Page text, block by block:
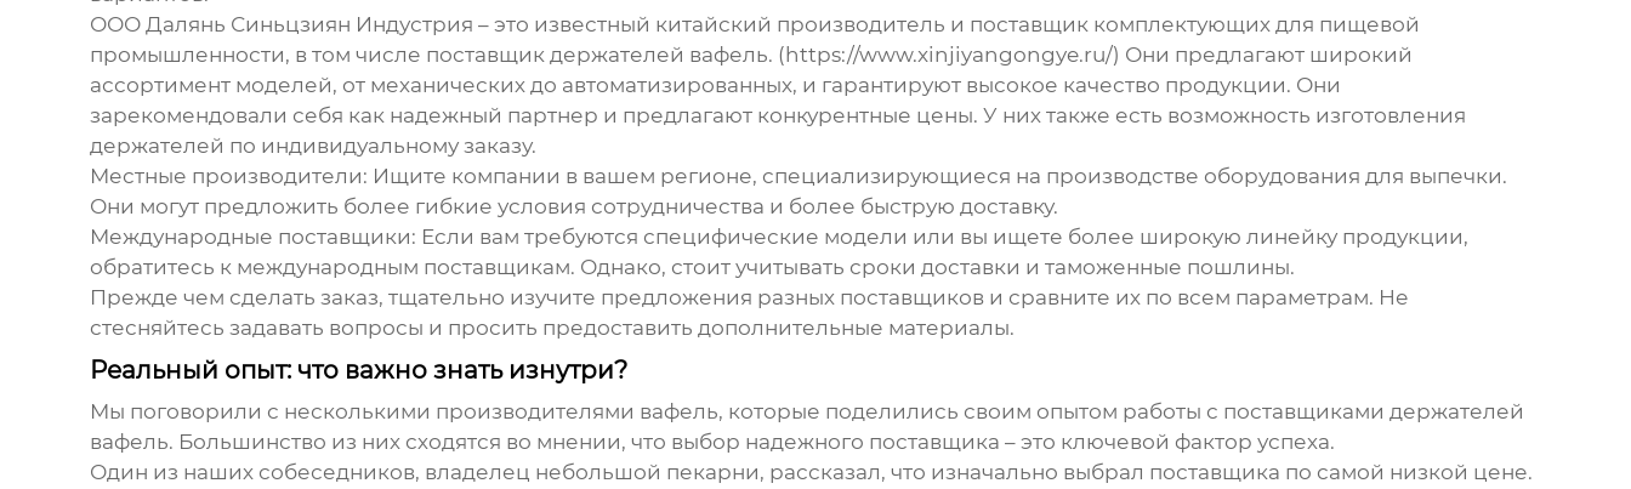
ООО Далянь Синьцзиян Индустрия – это известный китайский производитель и поставщик комплектующих для пищевой
промышленности, в том числе поставщик держателей вафель. (https://www.xinjiyangongye.ru/) Они предлагают широкий
ассортимент моделей, от механических до автоматизированных, и гарантируют высокое качество продукции. Они
зарекомендовали себя как надежный партнер и предлагают конкурентные цены. У них также есть возможность изготовления
держателей по индивидуальному заказу.
Местные производители: Ищите компании в вашем регионе, специализирующиеся на производстве оборудования для выпечки.
Они могут предложить более гибкие условия сотрудничества и более быструю доставку.
Международные поставщики: Если вам требуются специфические модели или вы ищете более широкую линейку продукции,
обратитесь к международным поставщикам. Однако, стоит учитывать сроки доставки и таможенные пошлины.
Прежде чем сделать заказ, тщательно изучите предложения разных поставщиков и сравните их по всем параметрам. Не
стесняйтесь задавать вопросы и просить предоставить дополнительные материалы.
Реальный опыт: что важно знать изнутри?
Мы поговорили с несколькими производителями вафель, которые поделились своим опытом работы с поставщиками держателей
вафель. Большинство из них сходятся во мнении, что выбор надежного поставщика – это ключевой фактор успеха.
Один из наших собеседников, владелец небольшой пекарни, рассказал, что изначально выбрал поставщика по самой низкой цене.